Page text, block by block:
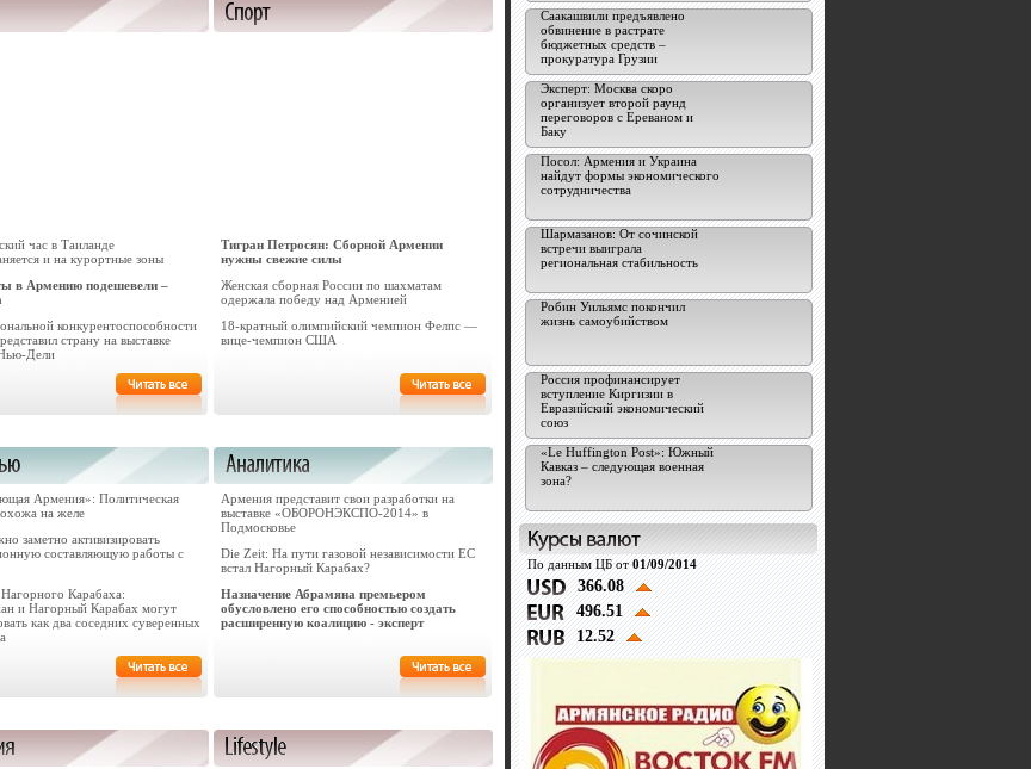
час в Таиланде
и на курортные зоны
в Армению подешевели –
конкурентоспособности
страну на выставке
Дели
Тигран Петросян: Сборной Армении
нужны свежие силы
Женская сборная России по шахматам
одержала победу над Арменией
18-кратный олимпийский чемпион Фелпс —
вице-чемпион США
Армения»: Политическая
на желе
заметно активизировать
составляющую работы с
Карабаха:
и Нагорный Карабах могут
как два соседних суверенных
Армения представит свои разработки на
выставке «ОБОРОНЭКСПО-2014» в
Подмосковье
Die Zeit: На пути газовой независимости ЕС
встал Нагорный Карабах?
Назначение Абрамяна премьером
обусловлено его способностью создать
расширенную коалицию - эксперт
Саакашвили предъявлено
обвинение в растрате
бюджетных средств –
прокуратура Грузии
Эксперт: Москва скоро
организует второй раунд
переговоров с Ереваном и
Баку
Посол: Армения и Украина
найдут формы экономического
сотрудничества
Шармазанов: От сочинской
встречи выиграла
региональная стабильность
Робин Уильямс покончил
жизнь самоубийством
Россия профинансирует
вступление Киргизии в
Евразийский экономический
союз
«Le Huffington Post»: Южный
Кавказ – следующая военная
зона?
По данным ЦБ от01/09/2014
366.08
496.51
12.52